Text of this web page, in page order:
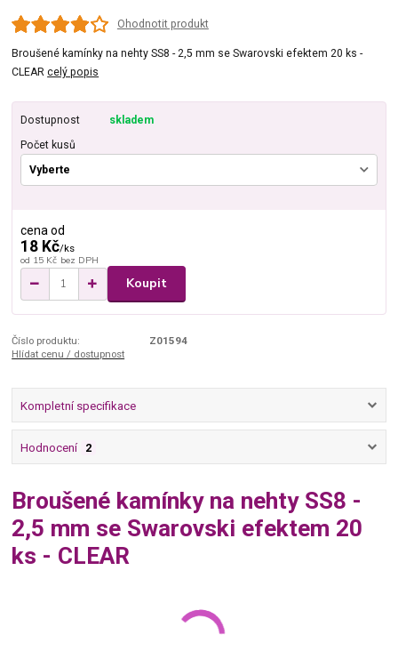
Ohodnotit produkt
Broušené kamínky na nehty SS8 - 2,5 mm se Swarovski efektem 20 ks -
CLEARcelý popis
Dostupnost skladem
Počet kusů
cena od
18 Kč/ks
od 15 Kč bez DPH
Koupit
Číslo produktu:
Z01594
Hlídat cenu / dostupnost
Kompletní specifikace
Hodnocení 2
Broušené kamínky na nehty SS8 -
2,5 mm se Swarovski efektem 20
ks - CLEAR